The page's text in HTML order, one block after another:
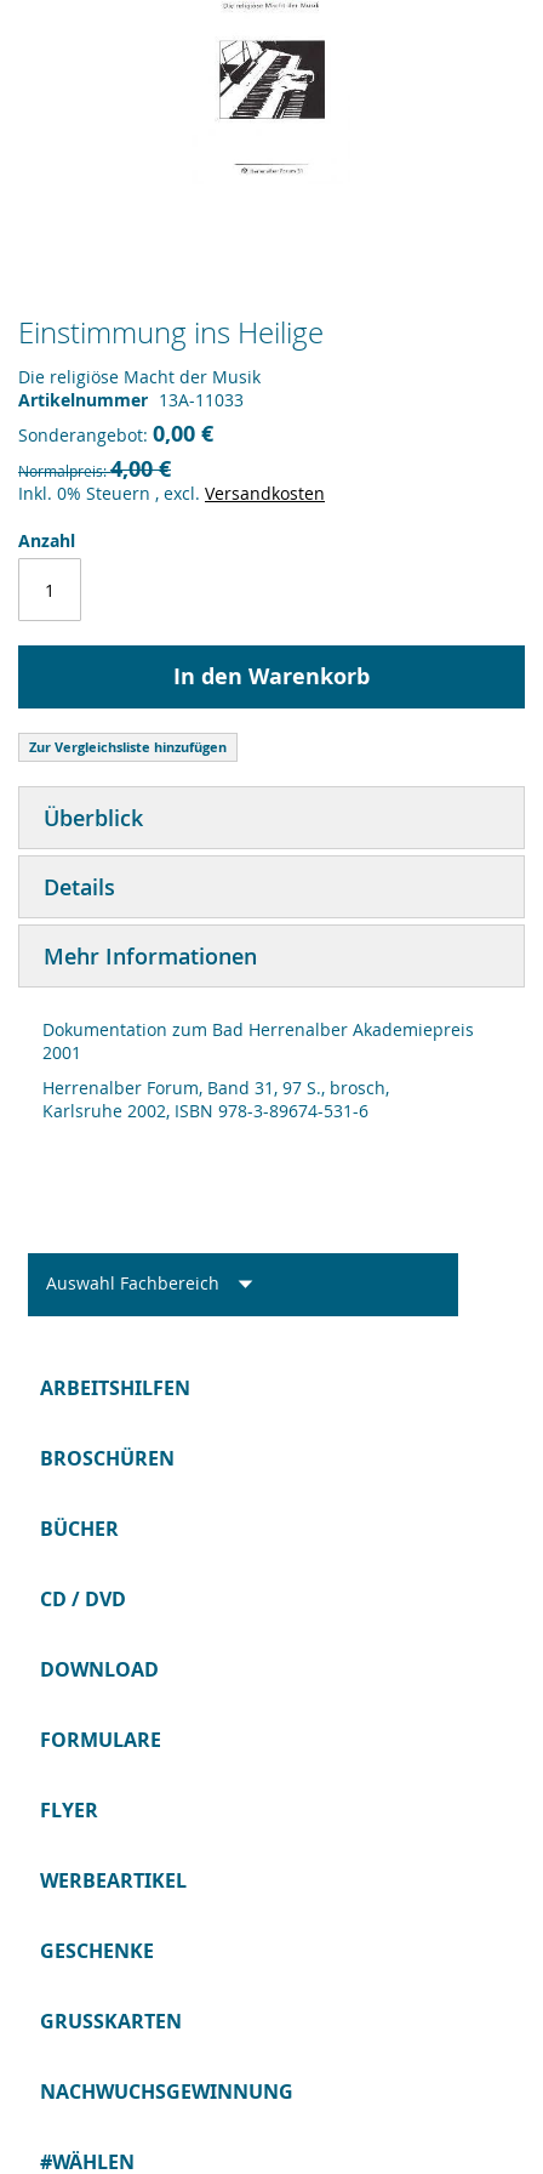
Einstimmung ins Heilige
Die religiöse Macht der Musik
Artikelnummer 13A-11033
Sonderangebot 0,00 €
Normalpreis 4,00 €
Inkl. 0% Steuern , excl. Versandkosten
Anzahl
In den Warenkorb
Zur Vergleichsliste hinzufügen
Zum
Anfang
der
Bildergalerie
springen
Überblick
Details
Mehr Informationen
Dokumentation zum Bad Herrenalber Akademiepreis
2001
Her­renalber Forum, Band 31, 97 S., brosch,
Karls­ruhe 2002, ISBN 978-3-89674-531-6
Auswahl Fachbereich
ARBEITSHILFEN
BROSCHÜREN
BÜCHER
CD / DVD
DOWNLOAD
FORMULARE
FLYER
WERBEARTIKEL
GESCHENKE
GRUSSKARTEN
NACHWUCHSGEWINNUNG
#WÄHLEN